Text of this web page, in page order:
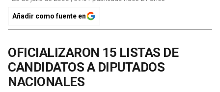
Añadir como fuente en
OFICIALIZARON 15 LISTAS DE
CANDIDATOS A DIPUTADOS
NACIONALES